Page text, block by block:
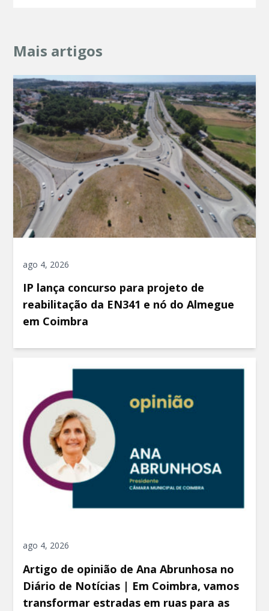
Mais artigos
ago 4, 2026
IP lança concurso para projeto de
reabilitação da EN341 e nó do Almegue
em Coimbra
ago 4, 2026
Artigo de opinião de Ana Abrunhosa no
Diário de Notícias | Em Coimbra, vamos
transformar estradas em ruas para as